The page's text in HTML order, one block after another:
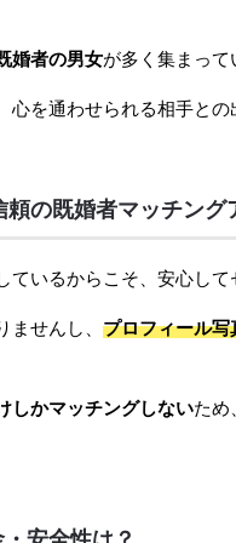
婚者の男女が多く集まって
を通わせられる相手との
の既婚者マッチング
ているからこそ、安心して
せんし、 プロフィール写
しかマッチングしないため